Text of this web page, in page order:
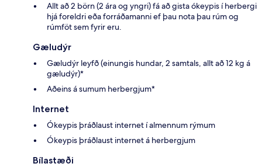
Allt að 2 börn (2 ára og yngri) fá að gista ókeypis í herbergi
hjá foreldri eða forráðamanni ef þau nota þau rúm og
rúmföt sem fyrir eru.
Gæludýr
Gæludýr leyfð (einungis hundar, 2 samtals, allt að 12 kg á
gæludýr)*
Aðeins á sumum herbergjum*
Internet
Ókeypis þráðlaust internet í almennum rýmum
Ókeypis þráðlaust internet á herbergjum
Bílastæði